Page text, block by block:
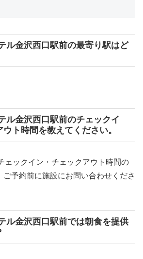
ル金沢西口駅前の最寄り駅はど
ル金沢西口駅前のチェックイ
ト時間を教えてください。
ェックイン・チェックアウト時間の
予約前に施設にお問い合わせくださ
ル金沢西口駅前では朝食を提供